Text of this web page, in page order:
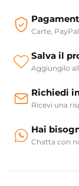
Carte,
Salva il
Aggiungilo
Richiedi
Ricevi una
Hai
Chatta con